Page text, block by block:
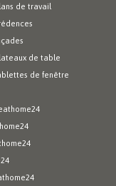
de travail
de table
de fenêtre